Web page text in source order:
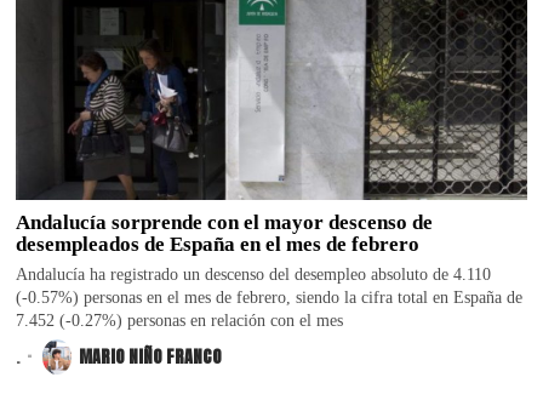
Andalucía sorprende con el mayor descenso de
desempleados de España en el mes de febrero
Andalucía ha registrado un descenso del desempleo absoluto de 4.110
(-0.57%) personas en el mes de febrero, siendo la cifra total en España de
7.452 (-0.27%) personas en relación con el mes
. MARIO NIÑO FRANCO